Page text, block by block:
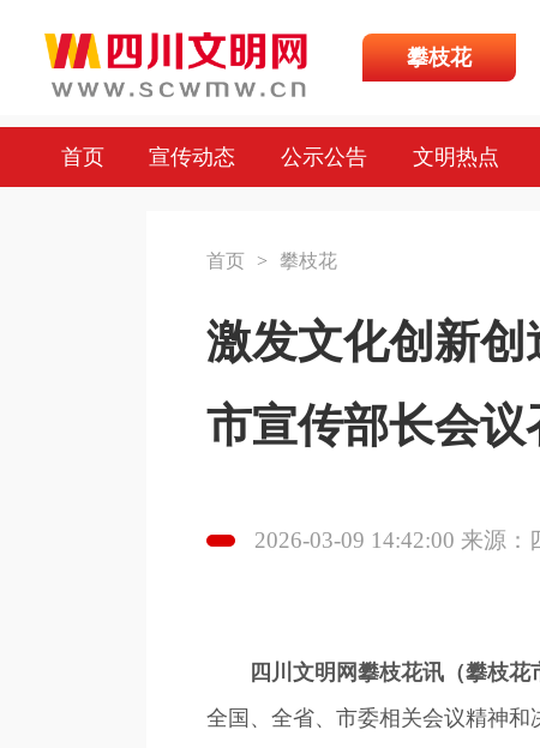
攀枝花
首页 宣传动态 公示公告 文明热点
首页 > 攀枝花
激发文化创新
市宣传部长会议
2026-03-09 14:42:00 来源：
四川文明网攀枝花讯（攀枝花
全国、全省、市委相关会议精神和